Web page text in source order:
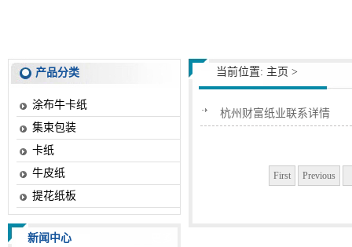
产品分类
涂布牛卡纸
集束包装
卡纸
牛皮纸
提花纸板
新闻中心
当前位置: 主页 >
杭州财富纸业联系详情
First Previous